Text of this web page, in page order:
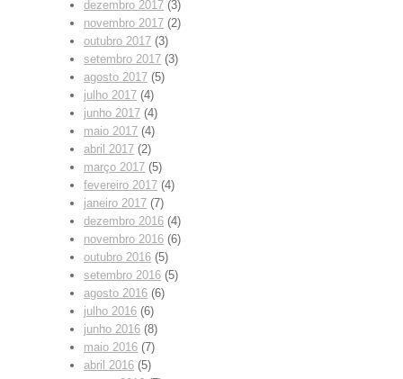
dezembro 2017 (3)
novembro 2017 (2)
outubro 2017 (3)
setembro 2017 (3)
agosto 2017 (5)
julho 2017 (4)
junho 2017 (4)
maio 2017 (4)
abril 2017 (2)
março 2017 (5)
fevereiro 2017 (4)
janeiro 2017 (7)
dezembro 2016 (4)
novembro 2016 (6)
outubro 2016 (5)
setembro 2016 (5)
agosto 2016 (6)
julho 2016 (6)
junho 2016 (8)
maio 2016 (7)
abril 2016 (5)